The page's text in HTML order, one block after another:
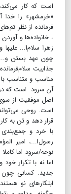
است که کار
«خرمشهر» را خدا
فرمانده از نظر
، خانواده‌ها و‌
زهرا سلام‌ا...
چون عهد بستن
جذابیت
مناسب و متناسب
آن سرود است که
اصل موفقیت از
است. روحی
قرار دهد و تن به
با خرد و جمع‌بندی
رسول‌ا...، امیر
نوحه/سرود اما
اما نه با تکرار
جدید. کسانی چون
ابتکار‌های نو